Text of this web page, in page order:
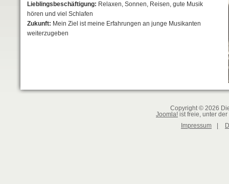
Lieblingsbeschäftigung: Relaxen, Sonnen, Reisen, gute Musik
hören und viel Schlafen
Zukunft: Mein Ziel ist meine Erfahrungen an junge Musikanten
weiterzugeben
Copyright © 2026
Joomla! ist freie, unter der
Impressum